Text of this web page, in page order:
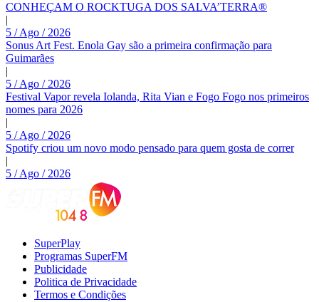
CONHEÇAM O ROCKTUGA DOS SALVA’TERRA®
|
5 / Ago / 2026
Sonus Art Fest. Enola Gay são a primeira confirmação para
Guimarães
|
5 / Ago / 2026
Festival Vapor revela Iolanda, Rita Vian e Fogo Fogo nos primeiros
nomes para 2026
|
5 / Ago / 2026
Spotify criou um novo modo pensado para quem gosta de correr
|
5 / Ago / 2026
SuperPlay
Programas SuperFM
Publicidade
Politica de Privacidade
Termos e Condições